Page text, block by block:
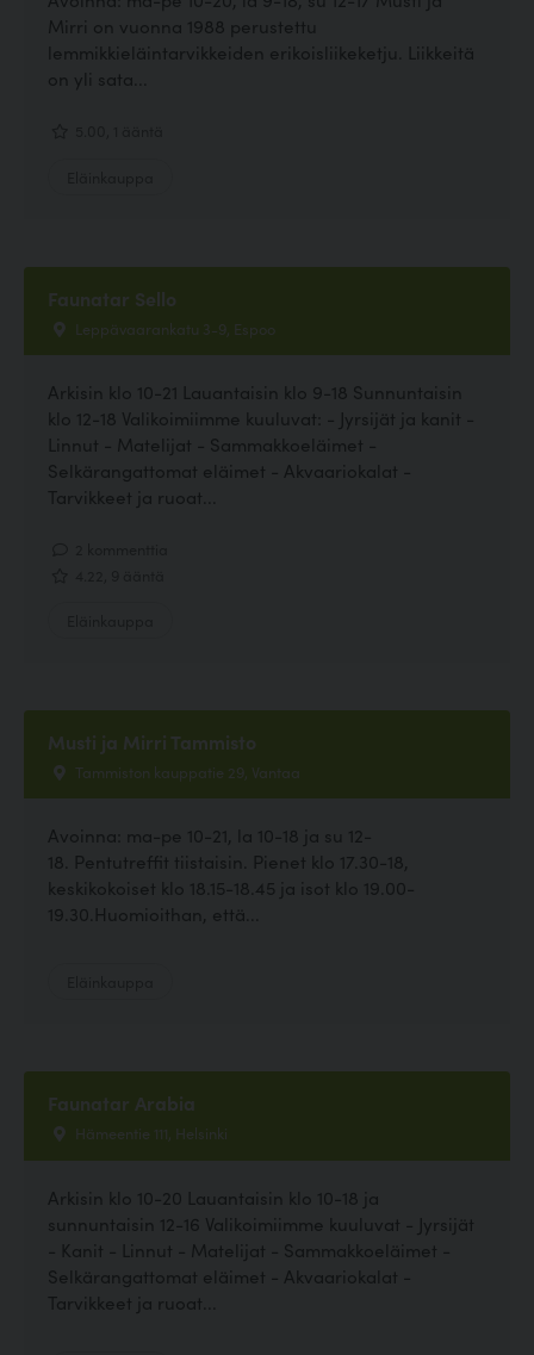
Mirri on vuonna 1988 perustettu
lemmikkieläintarvikkeiden erikoisliikeketju. Liikkeitä
on yli sata...
Faunatar Sello
Leppävaarankatu 3-9, Espoo
Arkisin klo 10-21 Lauantaisin klo 9-18 Sunnuntaisin
klo 12-18 Valikoimiimme kuuluvat: - Jyrsijät ja kanit -
Linnut - Matelijat - Sammakkoeläimet -
Selkärangattomat eläimet - Akvaariokalat -
Tarvikkeet ja ruoat...
Musti ja Mirri Tammisto
Tammiston kauppatie 29, Vantaa
Avoinna: ma-pe 10-21, la 10-18 ja su 12-
18. Pentutreffit tiistaisin. Pienet klo 17.30-18,
keskikokoiset klo 18.15-18.45 ja isot klo 19.00-
19.30.Huomioithan, että...
Faunatar Arabia
Hämeentie 111, Helsinki
Arkisin klo 10-20 Lauantaisin klo 10-18 ja
sunnuntaisin 12-16 Valikoimiimme kuuluvat - Jyrsijät
- Kanit - Linnut - Matelijat - Sammakkoeläimet -
Selkärangattomat eläimet - Akvaariokalat -
Tarvikkeet ja ruoat...